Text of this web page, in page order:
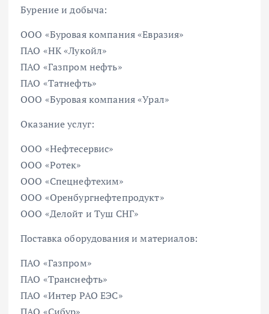
Бурение и добыча:
ООО «Буровая компания «Евразия»
ПАО «НК «Лукойл»
ПАО «Газпром нефть»
ПАО «Татнефть»
ООО «Буровая компания «Урал»
Оказание услуг:
ООО «Нефтесервис»
ООО «Ротек»
ООО «Спецнефтехим»
ООО «Оренбургнефтепродукт»
ООО «Делойт и Туш СНГ»
Поставка оборудования и материалов:
ПАО «Газпром»
ПАО «Транснефть»
ПАО «Интер РАО ЕЭС»